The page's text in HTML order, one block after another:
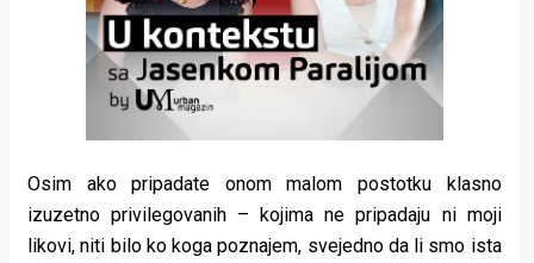
Osim ako pripadate onom malom postotku klasno
izuzetno privilegovanih – kojima ne pripadaju ni moji
likovi, niti bilo ko koga poznajem, svejedno da li smo ista